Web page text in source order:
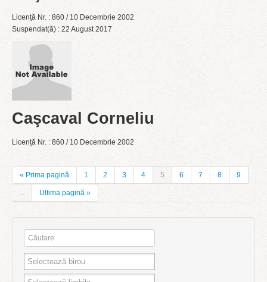
Licență Nr. : 860 / 10 Decembrie 2002
Suspendat(ă) : 22 August 2017
Caşcaval Corneliu
Licență Nr. : 860 / 10 Decembrie 2002
« Prima pagină 1 2 3 4 5 6 7 8 9
... Ultima pagină »